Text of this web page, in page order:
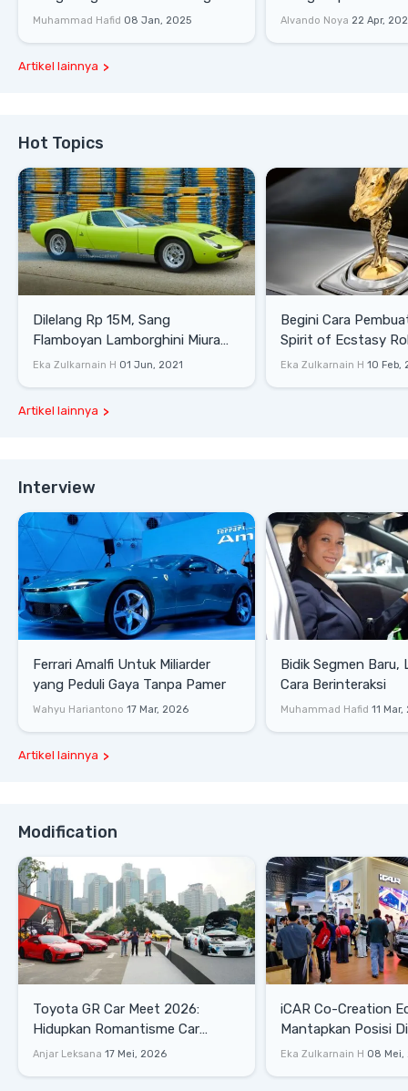
Lewati Rintangan
Muhammad Hafid 08 Jan, 2025
Saat Burnout
Alvando Noya 22 Apr,
Artikel lainnya
Hot Topics
Dilelang Rp 15M, Sang
Flamboyan Lamborghini Miura
P400 S
Eka Zulkarnain H 01 Jun, 2021
Begini Cara
Spirit of Ecstasy
Eka Zulkarnain H 10 Feb,
Artikel lainnya
Interview
Ferrari Amalfi Untuk Miliarder
yang Peduli Gaya Tanpa Pamer
Wahyu Hariantono 17 Mar, 2026
Bidik Segmen Baru,
Cara Berinteraksi
Muhammad Hafid 11
Artikel lainnya
Modification
Toyota GR Car Meet 2026:
Hidupkan Romantisme Car
Culture Era 90-an
Anjar Leksana 17 Mei, 2026
iCAR Co-Creation
Mantapkan Posisi
Gaya Hidup
Eka Zulkarnain H 08 Mei,